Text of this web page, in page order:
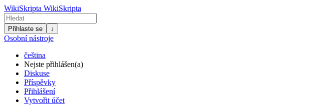
WikiSkripta WikiSkripta
Přihlaste se ↓
Osobní nástroje
čeština
Nejste přihlášen(a)
Diskuse
Příspěvky
Přihlášení
Vytvořit účet